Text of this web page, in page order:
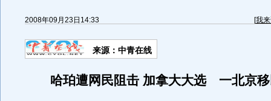
2008年09月23日14:33 [我
来源：中青在线
哈珀遭网民阻击 加拿大大选 一北京